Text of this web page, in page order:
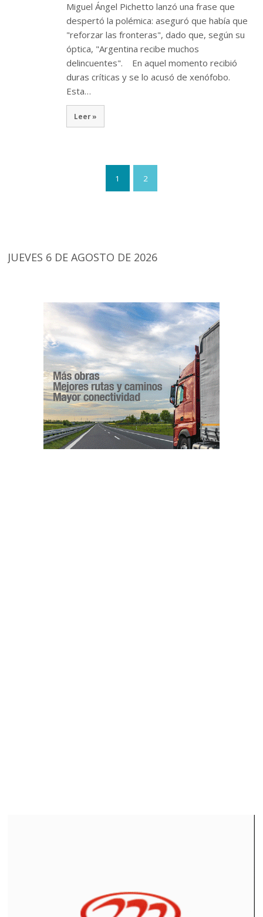
Miguel Ángel Pichetto lanzó una frase que
despertó la polémica: aseguró que había que
"reforzar las fronteras", dado que, según su
óptica, "Argentina recibe muchos
delincuentes". En aquel momento recibió
duras críticas y se lo acusó de xenófobo.
Esta…
Leer »
1 2
JUEVES 6 DE AGOSTO DE 2026